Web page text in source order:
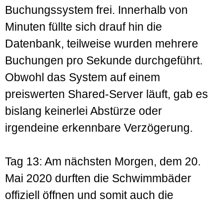
Buchungs­system frei. Innerhalb von
Minuten füllte sich drauf hin die
Datenbank, teilweise wurden mehrere
Buchungen pro Sekunde durchgeführt.
Obwohl das System auf einem
preiswerten Shared-Server läuft, gab es
bislang keinerlei Abstürze oder
irgendeine erkennbare Verzögerung.
Tag 13: Am nächsten Morgen, dem 20.
Mai 2020 durften die Schwimm­bäder
offiziell öffnen und somit auch die